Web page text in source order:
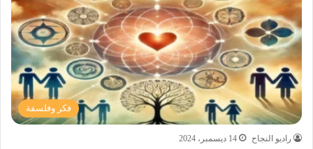
فكر وفلسفة
راديو النجاح 14 ديسمبر، 2024